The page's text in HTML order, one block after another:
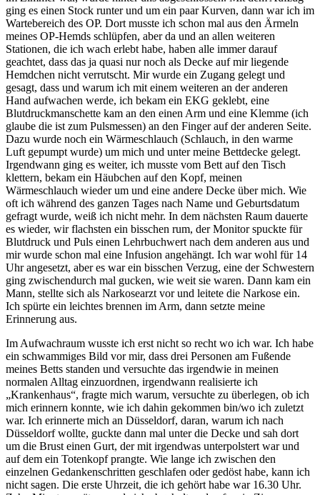
ging es einen Stock runter und um ein paar Kurven, dann war ich im
Wartebereich des OP. Dort musste ich schon mal aus den Ärmeln
meines OP-Hemds schlüpfen, aber da und an allen weiteren
Stationen, die ich wach erlebt habe, haben alle immer darauf
geachtet, dass das ja quasi nur noch als Decke auf mir liegende
Hemdchen nicht verrutscht. Mir wurde ein Zugang gelegt und
gesagt, dass und warum ich mit einem weiteren an der anderen
Hand aufwachen werde, ich bekam ein EKG geklebt, eine
Blutdruckmanschette kam an den einen Arm und eine Klemme (ich
glaube die ist zum Pulsmessen) an den Finger auf der anderen Seite.
Dazu wurde noch ein Wärmeschlauch (Schlauch, in den warme
Luft gepumpt wurde) um mich und unter meine Bettdecke gelegt.
Irgendwann ging es weiter, ich musste vom Bett auf den Tisch
klettern, bekam ein Häubchen auf den Kopf, meinen
Wärmeschlauch wieder um und eine andere Decke über mich. Wie
oft ich während des ganzen Tages nach Name und Geburtsdatum
gefragt wurde, weiß ich nicht mehr. In dem nächsten Raum dauerte
es wieder, wir flachsten ein bisschen rum, der Monitor spuckte für
Blutdruck und Puls einen Lehrbuchwert nach dem anderen aus und
mir wurde schon mal eine Infusion angehängt. Ich war wohl für 14
Uhr angesetzt, aber es war ein bisschen Verzug, eine der Schwestern
ging zwischendurch mal gucken, wie weit sie waren. Dann kam ein
Mann, stellte sich als Narkosearzt vor und leitete die Narkose ein.
Ich spürte ein leichtes brennen im Arm, dann setzte meine
Erinnerung aus.
Im Aufwachraum wusste ich erst nicht so recht wo ich war. Ich habe
ein schwammiges Bild vor mir, dass drei Personen am Fußende
meines Betts standen und versuchte das irgendwie in meinen
normalen Alltag einzuordnen, irgendwann realisierte ich
„Krankenhaus“, fragte mich warum, versuchte zu überlegen, ob ich
mich erinnern konnte, wie ich dahin gekommen bin/wo ich zuletzt
war. Ich erinnerte mich an Düsseldorf, daran, warum ich nach
Düsseldorf wollte, guckte dann mal unter die Decke und sah dort
um die Brust einen Gurt, der mit irgendwas unterpolstert war und
auf dem ein Totenkopf prangte. Wie lange ich zwischen den
einzelnen Gedankenschritten geschlafen oder gedöst habe, kann ich
nicht sagen. Die erste Uhrzeit, die ich gehört habe war 16.30 Uhr.